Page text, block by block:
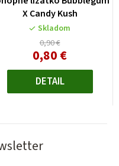
X Candy Kush
Skladom
0,90 €
0,80 €
DETAIL